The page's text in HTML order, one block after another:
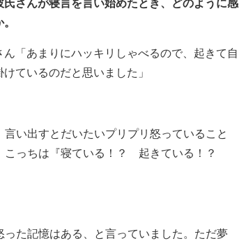
氏さんが寝言を言い始めたとき、どのように感
ん「あまりにハッキリしゃべるので、起きて自
ているのだと思いました」
い出すとだいたいプリプリ怒っていること
こっちは『寝ている！？ 起きている！？
た記憶はある、と言っていました。ただ夢